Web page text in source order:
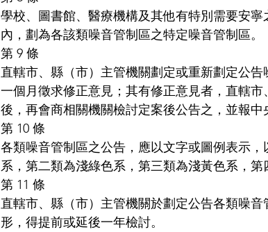
學校、圖書館、醫療機構及其他有特別需要安
內，劃為各該類噪音管制區之特定噪音管制區。
第 9 條
直轄市、縣（市）主管機關劃定或重新劃定公
一個月徵求修正意見；其有修正意見者，直轄
後，再會商相關機關檢討定案後公告之，並報中
第 10 條
各類噪音管制區之公告，應以文字或圖例表示
系，第二類為淺綠色系，第三類為淺黃色系，
第 11 條
直轄市、縣（市）主管機關於劃定公告各類噪
形，得提前或延後一年檢討。